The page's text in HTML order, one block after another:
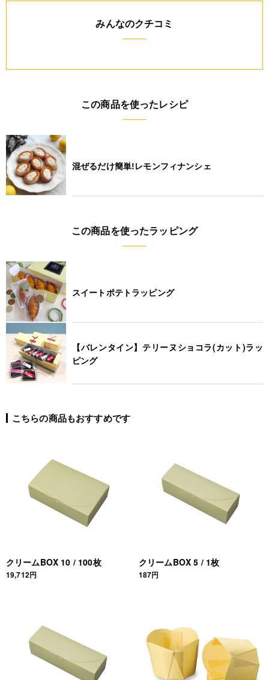
みんなのクチコミ
この商品を使ったレシピ
混ぜるだけ簡単!レモンフィナンシェ
この商品を使ったラッピング
スイートポテトラッピング
【バレンタイン】テリーヌショコラ(カット)ラッ
ピング
こちらの商品もおすすめです
クリームBOX 10 / 100枚
19,712円
クリームBOX 5 / 1枚
187円